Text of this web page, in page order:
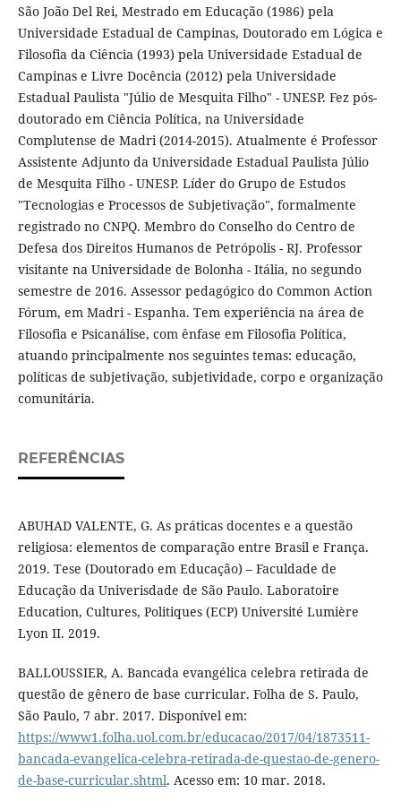
São João Del Rei, Mestrado em Educação (1986) pela
Universidade Estadual de Campinas, Doutorado em Lógica e
Filosofia da Ciência (1993) pela Universidade Estadual de
Campinas e Livre Docência (2012) pela Universidade
Estadual Paulista "Júlio de Mesquita Filho" - UNESP. Fez pós-
doutorado em Ciência Política, na Universidade
Complutense de Madri (2014-2015). Atualmente é Professor
Assistente Adjunto da Universidade Estadual Paulista Júlio
de Mesquita Filho - UNESP. Líder do Grupo de Estudos
"Tecnologias e Processos de Subjetivação", formalmente
registrado no CNPQ. Membro do Conselho do Centro de
Defesa dos Direitos Humanos de Petrópolis - RJ. Professor
visitante na Universidade de Bolonha - Itália, no segundo
semestre de 2016. Assessor pedagógico do Common Action
Fórum, em Madri - Espanha. Tem experiência na área de
Filosofia e Psicanálise, com ênfase em Filosofia Política,
atuando principalmente nos seguintes temas: educação,
políticas de subjetivação, subjetividade, corpo e organização
comunitária.
REFERÊNCIAS
ABUHAD VALENTE, G. As práticas docentes e a questão
religiosa: elementos de comparação entre Brasil e França.
2019. Tese (Doutorado em Educação) – Faculdade de
Educação da Univerisdade de São Paulo. Laboratoire
Education, Cultures, Politiques (ECP) Université Lumière
Lyon II. 2019.
BALLOUSSIER, A. Bancada evangélica celebra retirada de
questão de gênero de base curricular. Folha de S. Paulo,
São Paulo, 7 abr. 2017. Disponível em:
https://www1.folha.uol.com.br/educacao/2017/04/1873511-
bancada-evangelica-celebra-retirada-de-questao-de-genero-
de-base-curricular.shtml. Acesso em: 10 mar. 2018.